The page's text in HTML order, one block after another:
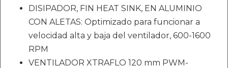
DISIPADOR, FIN HEAT SINK, EN ALUMINIO
CON ALETAS: Optimizado para funcionar a
velocidad alta y baja del ventilador, 600-1600
RPM
VENTILADOR XTRAFLO 120 mm PWM-